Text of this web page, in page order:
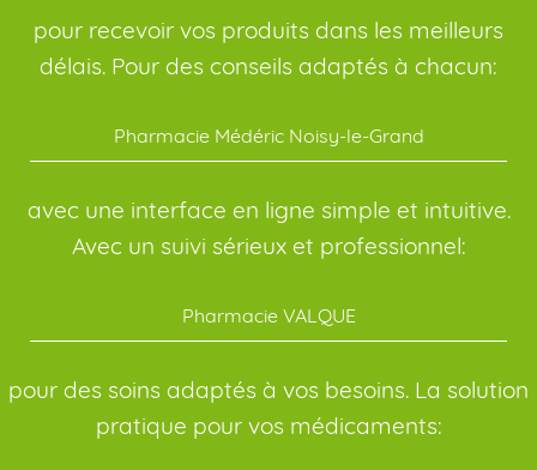
pour recevoir vos produits dans les meilleurs
délais. Pour des conseils adaptés à chacun:
Pharmacie Médéric Noisy-le-Grand
avec une interface en ligne simple et intuitive.
Avec un suivi sérieux et professionnel:
Pharmacie VALQUE
pour des soins adaptés à vos besoins. La solution
pratique pour vos médicaments: